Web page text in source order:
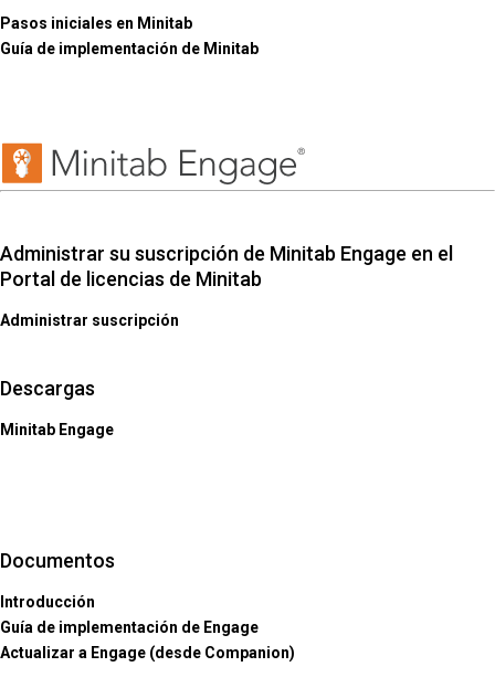
Pasos iniciales en Minitab
Guía de implementación de Minitab
Administrar su suscripción de Minitab Engage en el
Portal de licencias de Minitab
Administrar suscripción
Descargas
Minitab Engage
Documentos
Introducción
Guía de implementación de Engage
Actualizar a Engage (desde Companion)